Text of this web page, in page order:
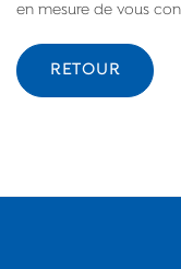
en mesure de vous
RETOUR